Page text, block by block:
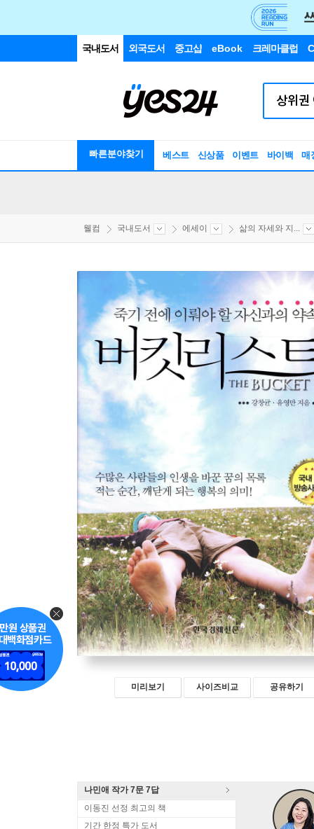
국내도서 외국도서 중고샵 eBook 크레마클럽
빠른분야찾기 베스트 신상품 이벤트 바이백 매
웰컴 국내도서 에세이 삶의 자세와 지...
미리보기 사이즈비교 공유하기
나민애 작가 7문 7답
이동진 선정 최고의 책
기간 한정 특가 도서